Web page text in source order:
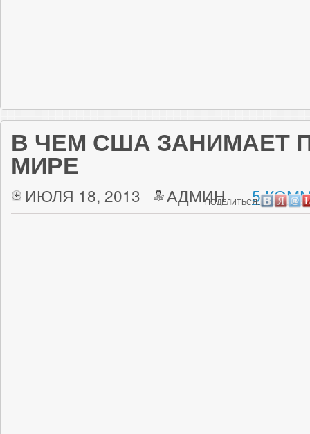
В ЧЕМ США ЗАНИМАЕТ
МИРЕ
ИЮЛЯ 18, 2013 АДМИН 5
ПОДЕЛИТЬСЯ: